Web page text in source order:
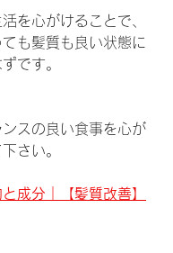
を心がけることで、
も髪質も良い状態に
です。
スの良い食事を心が
さい。
成分｜【髪質改善】